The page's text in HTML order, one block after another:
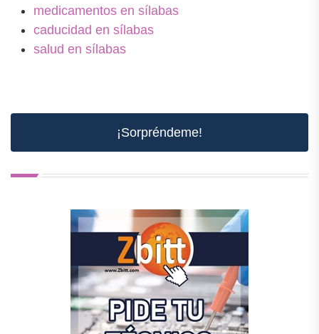
medicamentos en sílabas
caducidad en sílabas
salud en sílabas
¡Sorpréndeme!